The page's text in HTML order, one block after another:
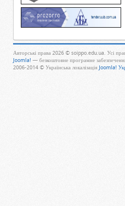
Авторські права 2026 © soippo.edu.ua. Усі
Joomla! — безкоштовне програмне
2006-2014 © Українська локалізація Joomla!